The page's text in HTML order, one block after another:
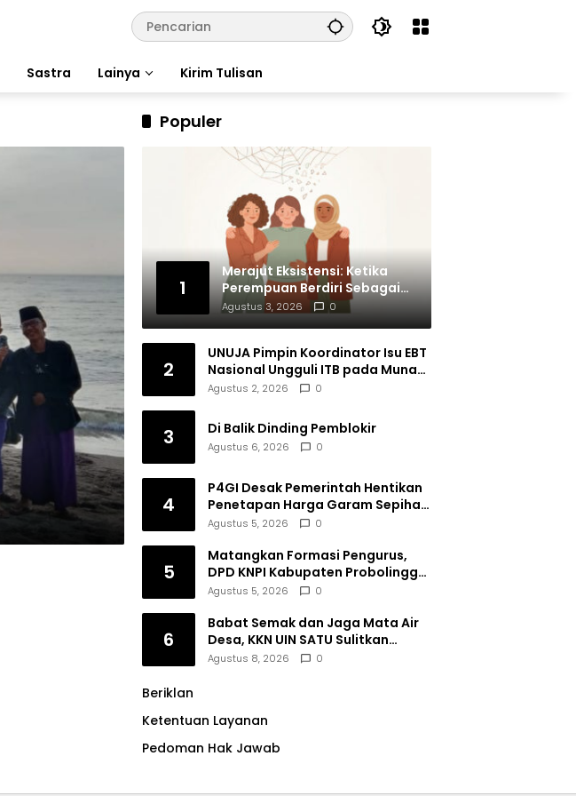
Sastra Lainya Kirim Tulisan
Populer
1
Merajut Eksistensi: Ketika
Perempuan Berdiri Sebagai
Subjek
Agustus 3, 2026 0
2
UNUJA Pimpin Koordinator Isu EBT
Nasional Ungguli ITB pada Munas
BEM SI XIX
Agustus 2, 2026 0
3 Di Balik Dinding Pemblokir
Agustus 6, 2026 0
4
P4GI Desak Pemerintah Hentikan
Penetapan Harga Garam Sepihak
oleh Pabrik
Agustus 5, 2026 0
5
Matangkan Formasi Pengurus,
DPD KNPI Kabupaten Probolinggo
Utamakan Komitmen dan Kinerja
Agustus 5, 2026 0
6
Babat Semak dan Jaga Mata Air
Desa, KKN UIN SATU Sulitkan
Resiko Pencemaran di Sumber
Agustus 8, 2026 0
Beriklan
Ketentuan Layanan
Pedoman Hak Jawab